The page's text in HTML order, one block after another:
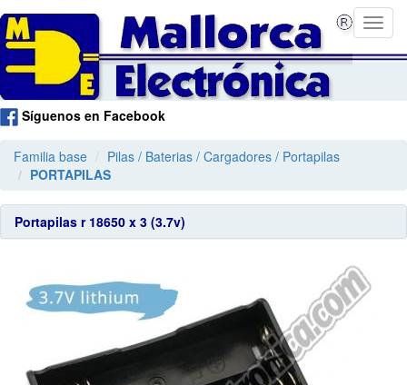
Síguenos en Facebook
Familia base
Pilas / Baterias / Cargadores / Portapilas
PORTAPILAS
Portapilas r 18650 x 3 (3.7v)